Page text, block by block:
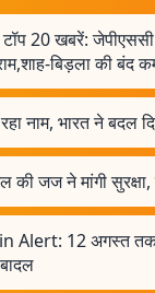
20 खबरें: जेपीएससी
बिड़ला की बंद
नाम, भारत ने बदल
की जज ने मांगी
Alert: 12 अगस्त तक